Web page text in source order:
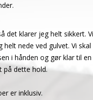
det klarer jeg helt sikkert.
nede ved gulvet. Vi
i hånden og gør klar til
på dette hold.
er inklusiv.